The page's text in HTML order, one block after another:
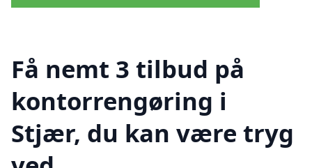
Få nemt 3 tilbud på
kontorrengøring i
Stjær, du kan være tryg